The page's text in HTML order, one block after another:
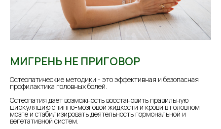
МИГРЕНЬ НЕ ПРИГОВОР
Остеопатические методики - это эффективная и безопасная
профилактика головных болей.
⠀
Остеопатия дает возможность восстановить правильную
циркуляцию спинно-мозговой жидкости и крови в головном
мозге и стабилизировать деятельность гормональной и
вегетативной систем.